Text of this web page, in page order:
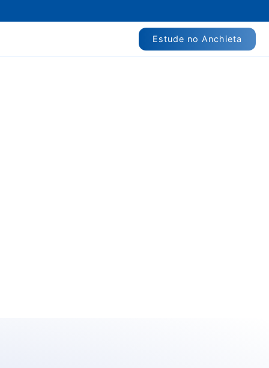
Estude no Anchieta